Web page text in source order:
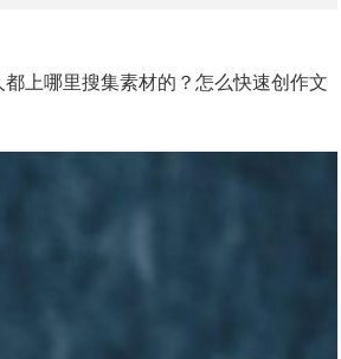
上哪里搜集素材的？怎么快速创作文